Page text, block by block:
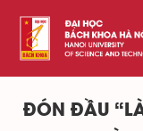
ĐÓN ĐẦU